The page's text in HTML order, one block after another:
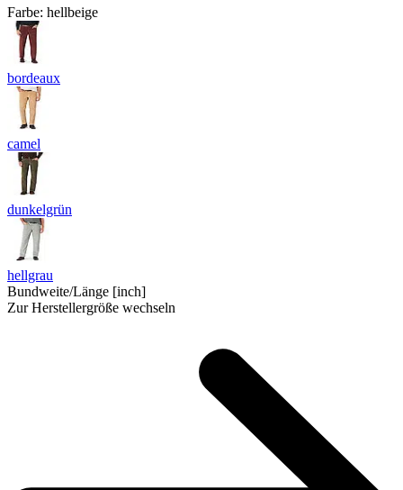
Farbe: hellbeige
bordeaux
camel
dunkelgrün
hellgrau
Bundweite/Länge [inch]
Zur Herstellergröße wechseln